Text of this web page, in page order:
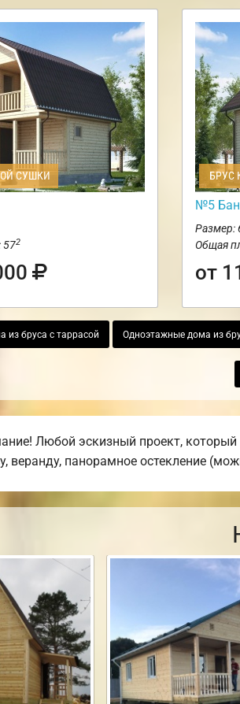
СУШКИ
572
БРУС
№5
Размер:
Общая
от
из бруса с таррасой Одноэтажные дома из
Любой эскизный проект,
веранду, панорамное остекление